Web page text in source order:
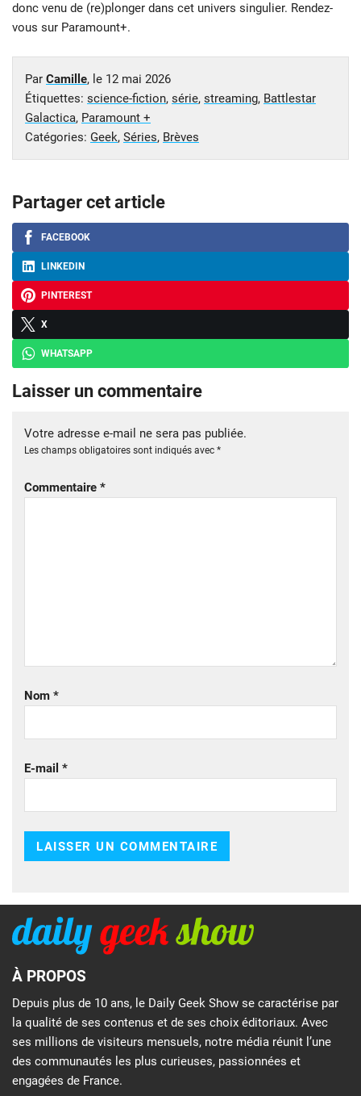
donc venu de (re)plonger dans cet univers singulier. Rendez-
vous sur Paramount+.
Par Camille, le 12 mai 2026
Étiquettes: science-fiction, série, streaming, Battlestar
Galactica, Paramount +
Catégories: Geek, Séries, Brèves
Partager cet article
FACEBOOK
LINKEDIN
PINTEREST
X
WHATSAPP
Laisser un commentaire
Votre adresse e-mail ne sera pas publiée.
Les champs obligatoires sont indiqués avec *
Commentaire *
Nom *
E-mail *
À PROPOS
Depuis plus de 10 ans, le Daily Geek Show se caractérise par
la qualité de ses contenus et de ses choix éditoriaux. Avec
ses millions de visiteurs mensuels, notre média réunit l’une
des communautés les plus curieuses, passionnées et
engagées de France.